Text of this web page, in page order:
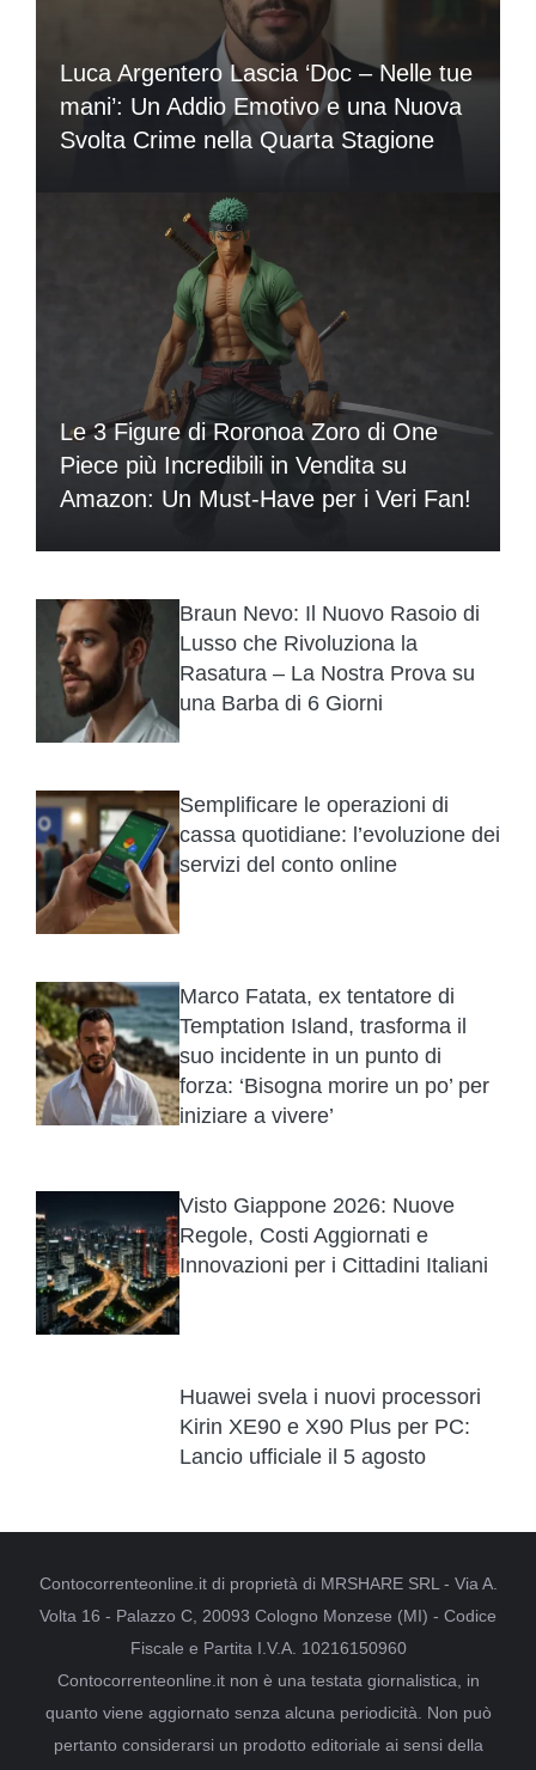
Luca Argentero Lascia ‘Doc – Nelle tue
mani’: Un Addio Emotivo e una Nuova
Svolta Crime nella Quarta Stagione
Le 3 Figure di Roronoa Zoro di One
Piece più Incredibili in Vendita su
Amazon: Un Must-Have per i Veri Fan!
Braun Nevo: Il Nuovo Rasoio di
Lusso che Rivoluziona la
Rasatura – La Nostra Prova su
una Barba di 6 Giorni
Semplificare le operazioni di
cassa quotidiane: l’evoluzione dei
servizi del conto online
Marco Fatata, ex tentatore di
Temptation Island, trasforma il
suo incidente in un punto di
forza: ‘Bisogna morire un po’ per
iniziare a vivere’
Visto Giappone 2026: Nuove
Regole, Costi Aggiornati e
Innovazioni per i Cittadini Italiani
Huawei svela i nuovi processori
Kirin XE90 e X90 Plus per PC:
Lancio ufficiale il 5 agosto
Contocorrenteonline.it di proprietà di MRSHARE SRL - Via A.
Volta 16 - Palazzo C, 20093 Cologno Monzese (MI) - Codice
Fiscale e Partita I.V.A. 10216150960
Contocorrenteonline.it non è una testata giornalistica, in
quanto viene aggiornato senza alcuna periodicità. Non può
pertanto considerarsi un prodotto editoriale ai sensi della